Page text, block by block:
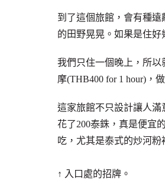
到了這個旅館，會有種
的田野晃晃。如果是住好
我們只住一個晚上，所
摩(THB400 for 1 hour)，
這家旅館不只設計讓人
花了200泰銖，真是便宜
吃，尤其是泰式的炒河
↑ 入口處的招牌。